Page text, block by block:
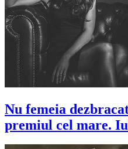
Nu femeia
premiul cel mare.